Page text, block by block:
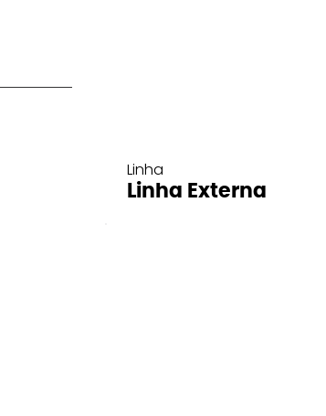
Linha
Linha Externa